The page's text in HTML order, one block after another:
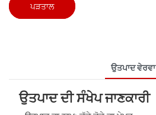
ਪੜਤਾਲ
ਉਤਪਾਦ ਵੇਰਵਾ
ਉਤਪਾਦ ਦੀ ਸੰਖੇਪ ਜਾਣਕਾਰੀ